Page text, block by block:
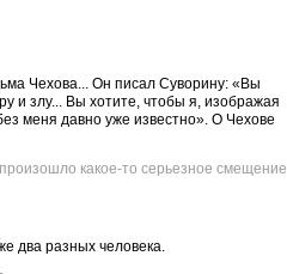
Чехова... Он писал Суворину: «Вы
и злу... Вы хотите, чтобы я, изображая
меня давно уже известно». О Чехове
какое-то серьезное смещение
два разных человека.